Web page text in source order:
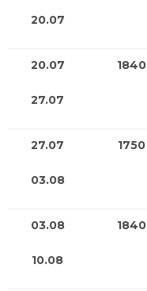
20.07
20.07
27.07
1840
27.07
03.08
1750
03.08
10.08
1840